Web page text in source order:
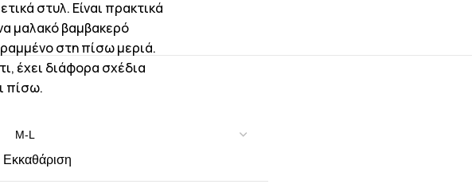
στυλ. Είναι πρακτικά
μαλακό βαμβακερό
στη πίσω μεριά.
έχει διάφορα σχέδια
πίσω.
Εκκαθάριση